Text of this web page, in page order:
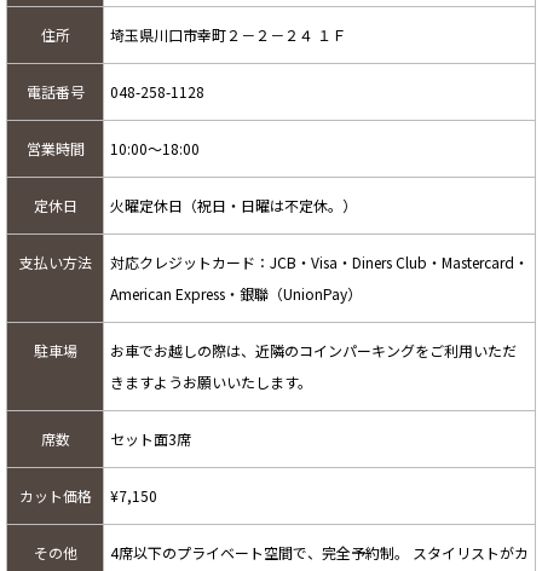
住所 埼玉県川口市幸町２－２－２４ １Ｆ
電話番号 048-258-1128
営業時間 10:00～18:00
定休日 火曜定休日（祝日・日曜は不定休。）
支払い方法
対応クレジットカード：JCB・Visa・Diners Club・Mastercard・
American Express・銀聯（UnionPay）
駐車場
お車でお越しの際は、近隣のコインパーキングをご利用いただ
きますようお願いいたします。
席数 セット面3席
カット価格 ¥7,150
その他
4席以下のプライベート空間で、完全予約制。 スタイリストがカ